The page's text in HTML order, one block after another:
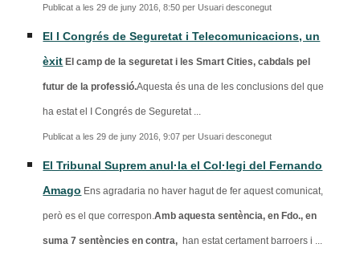
Publicat a les 29 de juny 2016, 8:50 per Usuari desconegut
El I Congrés de Seguretat i Telecomunicacions, un
èxit El camp de la seguretat i les Smart Cities, cabdals pel
futur de la professió.Aquesta és una de les conclusions del que
ha estat el I Congrés de Seguretat ...
Publicat a les 29 de juny 2016, 9:07 per Usuari desconegut
El Tribunal Suprem anul·la el Col·legi del Fernando
Amago Ens agradaria no haver hagut de fer aquest comunicat,
però es el que correspon.Amb aquesta sentència, en Fdo., en
suma 7 sentències en contra, han estat certament barroers i ...